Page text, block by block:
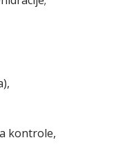
kontrole,